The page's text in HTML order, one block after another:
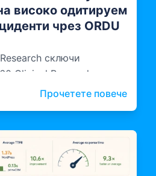
високо одитируем
чрез ORDU
сключи
Clinical Research
независима
платформа на LSR за
— се проектира,
Прочетете повече: